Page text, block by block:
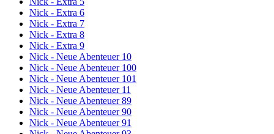
Nick - Extra 6
Nick - Extra 7
Nick - Extra 8
Nick - Extra 9
Nick - Neue Abenteuer 10
Nick - Neue Abenteuer 100
Nick - Neue Abenteuer 101
Nick - Neue Abenteuer 11
Nick - Neue Abenteuer 89
Nick - Neue Abenteuer 90
Nick - Neue Abenteuer 91